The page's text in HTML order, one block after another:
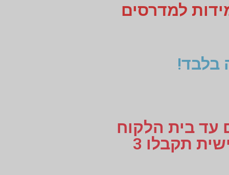
למדרסים
בלבד!
עד בית הלקוח
או עד למקום העבודה, לוקחים מידות למדרסים בהתאמה אישית תקבלו 3